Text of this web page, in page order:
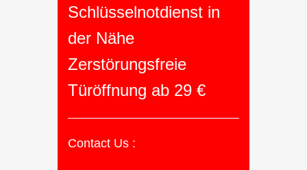
Schlüsselnotdienst in
der Nähe
Zerstörungsfreie
Türöffnung ab 29 €
Contact Us :